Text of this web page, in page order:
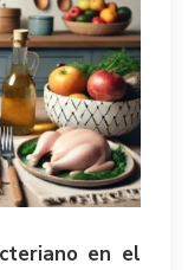
en el